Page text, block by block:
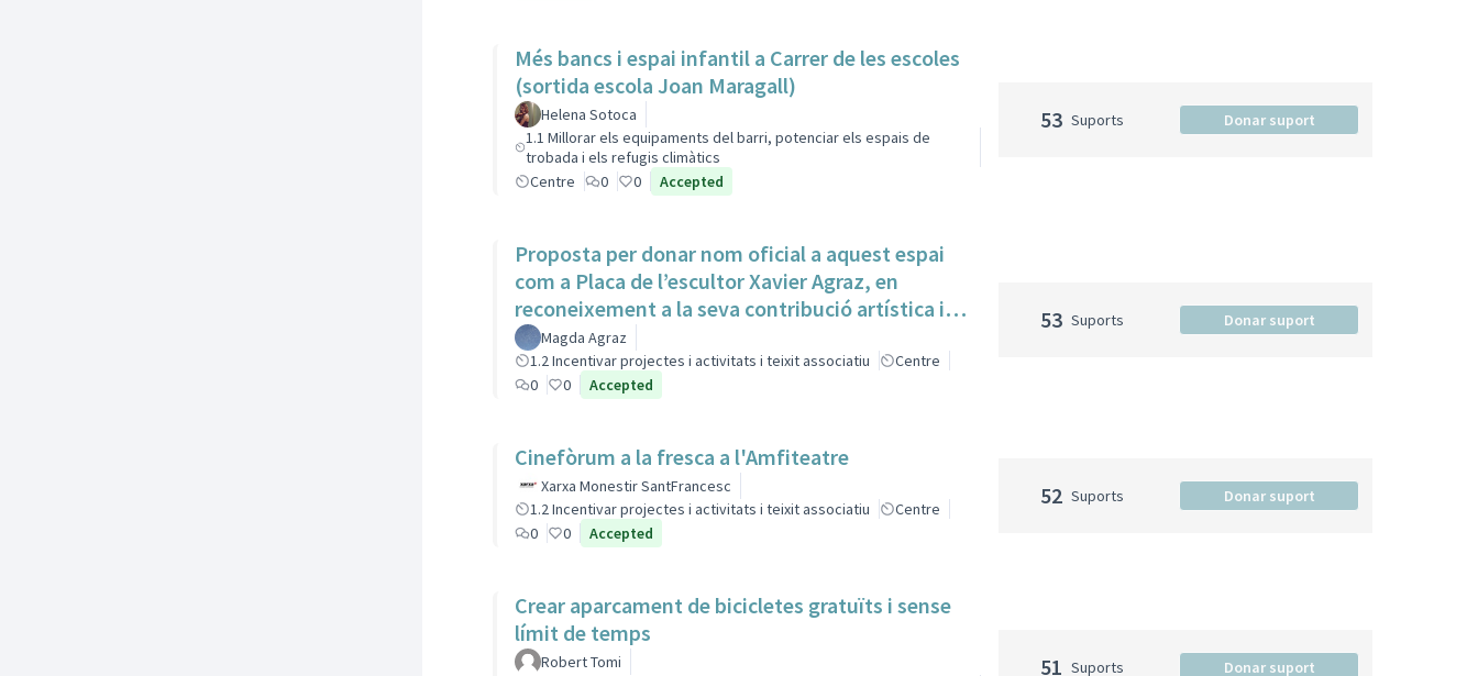
Més bancs i espai infantil a Carrer de les escoles
(sortida escola Joan Maragall)
Helena Sotoca
1.1 Millorar els equipaments del barri, potenciar els espais de
trobada i els refugis climàtics
Centre
0 0 Accepted
53 Suports Donar suport
Proposta per donar nom oficial a aquest espai
com a Placa de l’escultor Xavier Agraz, en
reconeixement a la seva contribució artística i
cultural
Magda Agraz
1.2 Incentivar projectes i activitats i teixit associatiu
Centre
0
0 Accepted
53 Suports Donar suport
Cinefòrum a la fresca a l'Amfiteatre
Xarxa Monestir SantFrancesc
1.2 Incentivar projectes i activitats i teixit associatiu
Centre
0
0 Accepted
52 Suports Donar suport
Crear aparcament de bicicletes gratuïts i sense
límit de temps
Robert Tomi
51 Suports Donar suport